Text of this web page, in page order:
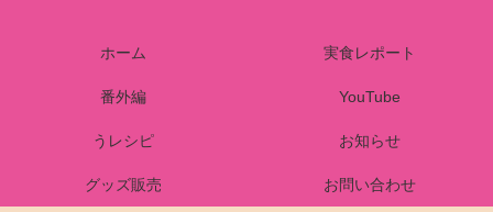
ホーム 実食レポート
番外編 YouTube
うレシピ お知らせ
グッズ販売 お問い合わせ